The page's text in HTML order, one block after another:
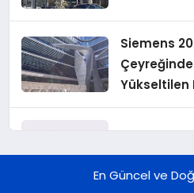
Siemens
Yükseltilen
Finansal
En Güncel ve